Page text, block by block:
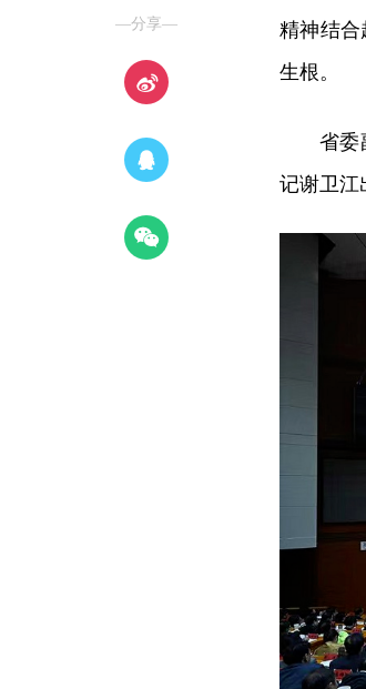
—分享—
精神结
生根。
省委
记谢卫江